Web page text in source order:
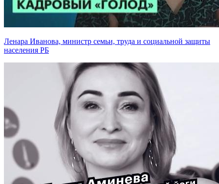
Ленара Иванова, министр семьи, труда и социальной защиты
населения РБ